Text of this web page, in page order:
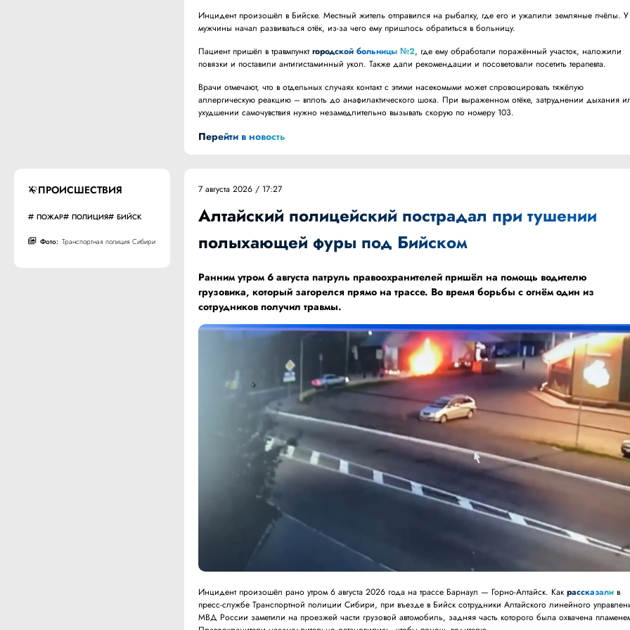
Инцидент произошёл в Бийске. Местный житель отправился на рыбалку, где его и ужалили земляные пчёлы. У
мужчины начал развиваться отёк, из-за чего ему пришлось обратиться в больницу.
Пациент пришёл в травмпунктгородской больницы №2, где ему обработали поражённый участок, наложили
повязки и поставили антигистаминный укол. Также дали рекомендации и посоветовали посетить терапевта.
Врачи отмечают, что в отдельных случаях контакт с этими насекомыми может спровоцировать тяжёлую
аллергическую реакцию – вплоть до анафилактического шока. При выраженном отёке, затруднении дыхания
ухудшении самочувствия нужно незамедлительно вызывать скорую по номеру 103.
Перейти в новость
ПРОИСШЕСТВИЯ
ПОЖАР ПОЛИЦИЯ БИЙСК
Фото: Транспортная полиция Сибири
7 августа 2026 / 17:27
Алтайский полицейский пострадал при тушении
полыхающей фуры под Бийском
Ранним утром 6 августа патруль правоохранителей пришёл на помощь водителю
грузовика, который загорелся прямо на трассе. Во время борьбы с огнём один из
сотрудников получил травмы.
Инцидент произошёл рано утром 6 августа 2026 года на трассе Барнаул — Горно-Алтайск. Какрассказали в
пресс-службе Транспортной полиции Сибири, при въезде в Бийск сотрудники Алтайского линейного
МВД России заметили на проезжей части грузовой автомобиль, задняя часть которого была охвачена